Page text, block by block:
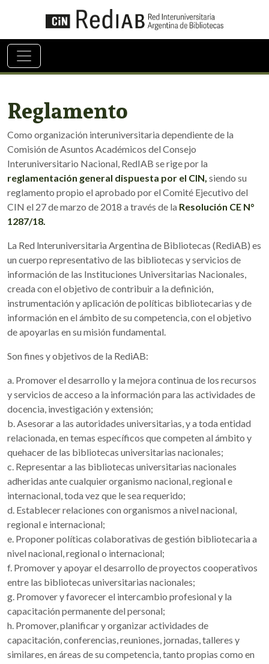
Reglamento
Como organización interuniversitaria dependiente de la
Comisión de Asuntos Académicos del Consejo
Interuniversitario Nacional, RedIAB se rige por la
reglamentación general dispuesta por el CIN, siendo su
reglamento propio el aprobado por el Comité Ejecutivo del
CIN el 27 de marzo de 2018 a través de la Resolución CE N°
1287/18.
La Red lnteruniversitaria Argentina de Bibliotecas (RediAB) es
un cuerpo representativo de las bibliotecas y servicios de
información de las Instituciones Universitarias Nacionales,
creada con el objetivo de contribuir a la definición,
instrumentación y aplicación de políticas bibliotecarias y de
información en el ámbito de su competencia, con el objetivo
de apoyarlas en su misión fundamental.
Son fines y objetivos de la RediAB:
a. Promover el desarrollo y la mejora continua de los recursos
y servicios de acceso a la información para las actividades de
docencia, investigación y extensión;
b. Asesorar a las autoridades universitarias, y a toda entidad
relacionada, en temas específicos que competen al ámbito y
quehacer de las bibliotecas universitarias nacionales;
c. Representar a las bibliotecas universitarias nacionales
adheridas ante cualquier organismo nacional, regional e
internacional, toda vez que le sea requerido;
d. Establecer relaciones con organismos a nivel nacional,
regional e internacional;
e. Proponer políticas colaborativas de gestión bibliotecaria a
nivel nacional, regional o internacional;
f. Promover y apoyar el desarrollo de proyectos cooperativos
entre las bibliotecas universitarias nacionales;
g. Promover y favorecer el intercambio profesional y la
capacitación permanente del personal;
h. Promover, planificar y organizar actividades de
capacitación, conferencias, reuniones, jornadas, talleres y
similares, en áreas de su competencia, tanto propias como en